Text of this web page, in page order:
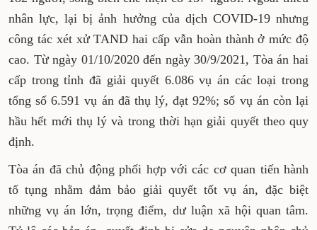
Tổng biên chế được giao của Tòa án hai cấp
trong tỉnh là 182 người, song biên chế hiện có
157 người. Ngoài thiếu nhân lực, lại bị ảnh
hưởng của dịch COVID-19 nhưng công tác xét
xử TAND hai cấp vẫn hoàn thành ở mức độ cao.
Từ ngày 01/10/2020 đến ngày 30/9/2021, Tòa án
hai cấp trong tỉnh đã giải quyết 6.086 vụ án các
loại trong tổng số 6.591 vụ án đã thụ lý, đạt 92%;
số vụ án còn lại hầu hết mới thụ lý và trong
thời hạn giải quyết theo quy định.